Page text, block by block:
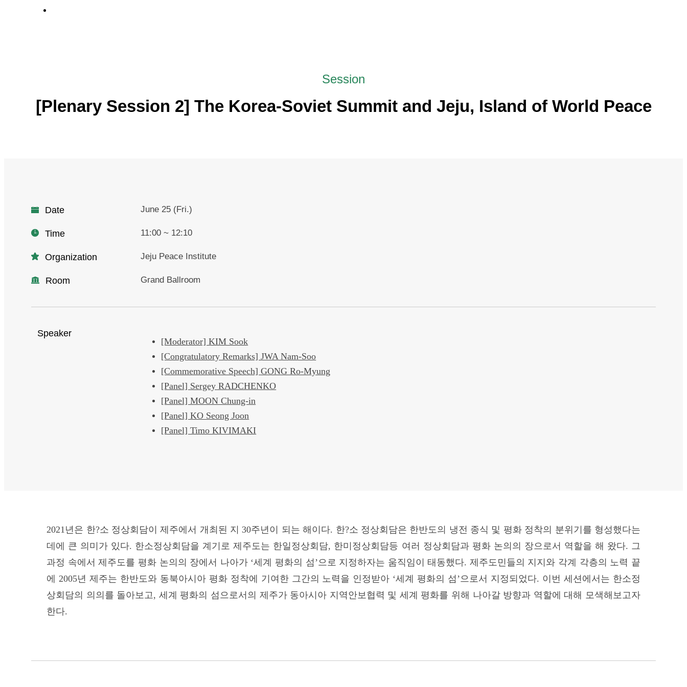
Session
[Plenary Session 2] The Korea-Soviet Summit and Jeju, Island of World Peace
Date June 25 (Fri.)
Time 11:00 ~ 12:10
Organization Jeju Peace Institute
Room Grand Ballroom
Speaker
[Moderator] KIM Sook
[Congratulatory Remarks] JWA Nam-Soo
[Commemorative Speech] GONG Ro-Myung
[Panel] Sergey RADCHENKO
[Panel] MOON Chung-in
[Panel] KO Seong Joon
[Panel] Timo KIVIMAKI
2021년은 한?소 정상회담이 제주에서 개최된 지 30주년이 되는 해이다. 한?소 정상회담은 한반도의 냉전 종식 및 평화 정착의 분위기를 형성했다는
데에 큰 의미가 있다. 한소정상회담을 계기로 제주도는 한일정상회담, 한미정상회담등 여러 정상회담과 평화 논의의 장으로서 역할을 해 왔다. 그
과정 속에서 제주도를 평화 논의의 장에서 나아가 ‘세계 평화의 섬’으로 지정하자는 움직임이 태동했다. 제주도민들의 지지와 각계 각층의 노력 끝
에 2005년 제주는 한반도와 동북아시아 평화 정착에 기여한 그간의 노력을 인정받아 ‘세계 평화의 섬’으로서 지정되었다. 이번 세션에서는 한소정
상회담의 의의를 돌아보고, 세계 평화의 섬으로서의 제주가 동아시아 지역안보협력 및 세계 평화를 위해 나아갈 방향과 역할에 대해 모색해보고자
한다.